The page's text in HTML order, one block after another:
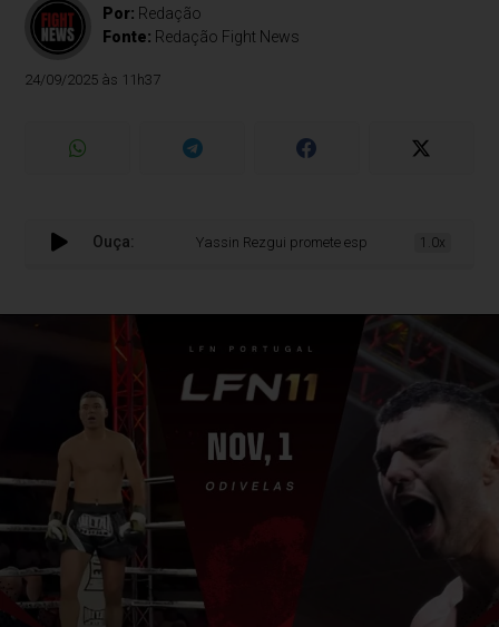
Por: Redação
Fonte: Redação Fight News
24/09/2025 às 11h37
Ouça: Yassin Rezgui promete espetáculo no LFN Portugal:
1.0x